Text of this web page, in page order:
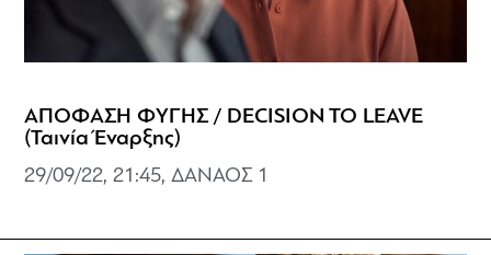
ΑΠΟΦΑΣΗ ΦΥΓΗΣ / DECISION TO LEAVE
(Ταινία Έναρξης)
29/09/22, 21:45, ΔΑΝΑΟΣ 1